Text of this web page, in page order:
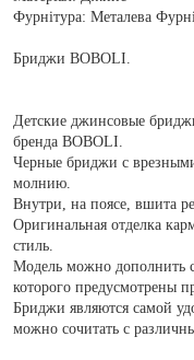
Фурнітура:Металева
Бриджи BOBOLI.
Детские джинсовые
бренда BOBOLI.
Черные бриджи с
молнию.
Внутри, на поясе, вшита
Оригинальная отделка
стиль.
Модель можно дополнить
которого предусмотрены
Бриджи являются самой
можно сочитать с